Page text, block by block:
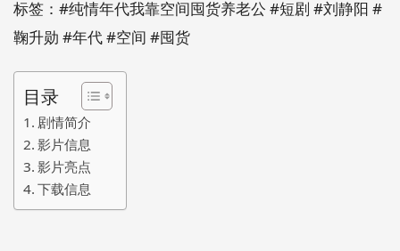
标签：#纯情年代我靠空间囤货养老公 #短剧 #刘静阳 #
鞠升勋 #年代 #空间 #囤货
目录
剧情简介
影片信息
影片亮点
下载信息